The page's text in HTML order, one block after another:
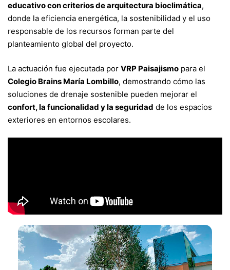
educativo con criterios de arquitectura bioclimática,
donde la eficiencia energética, la sostenibilidad y el uso
responsable de los recursos forman parte del
planteamiento global del proyecto.
La actuación fue ejecutada por VRP Paisajismo para el
Colegio Brains María Lombillo, demostrando cómo las
soluciones de drenaje sostenible pueden mejorar el
confort, la funcionalidad y la seguridad de los espacios
exteriores en entornos escolares.